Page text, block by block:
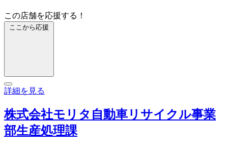
この店舗を応援する！
ここから応援
詳細を見る
株式会社モリタ自動車リサイクル事業
部生産処理課